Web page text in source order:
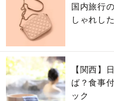
国内旅行
しゃれし
【関西】
ば？食事
ック